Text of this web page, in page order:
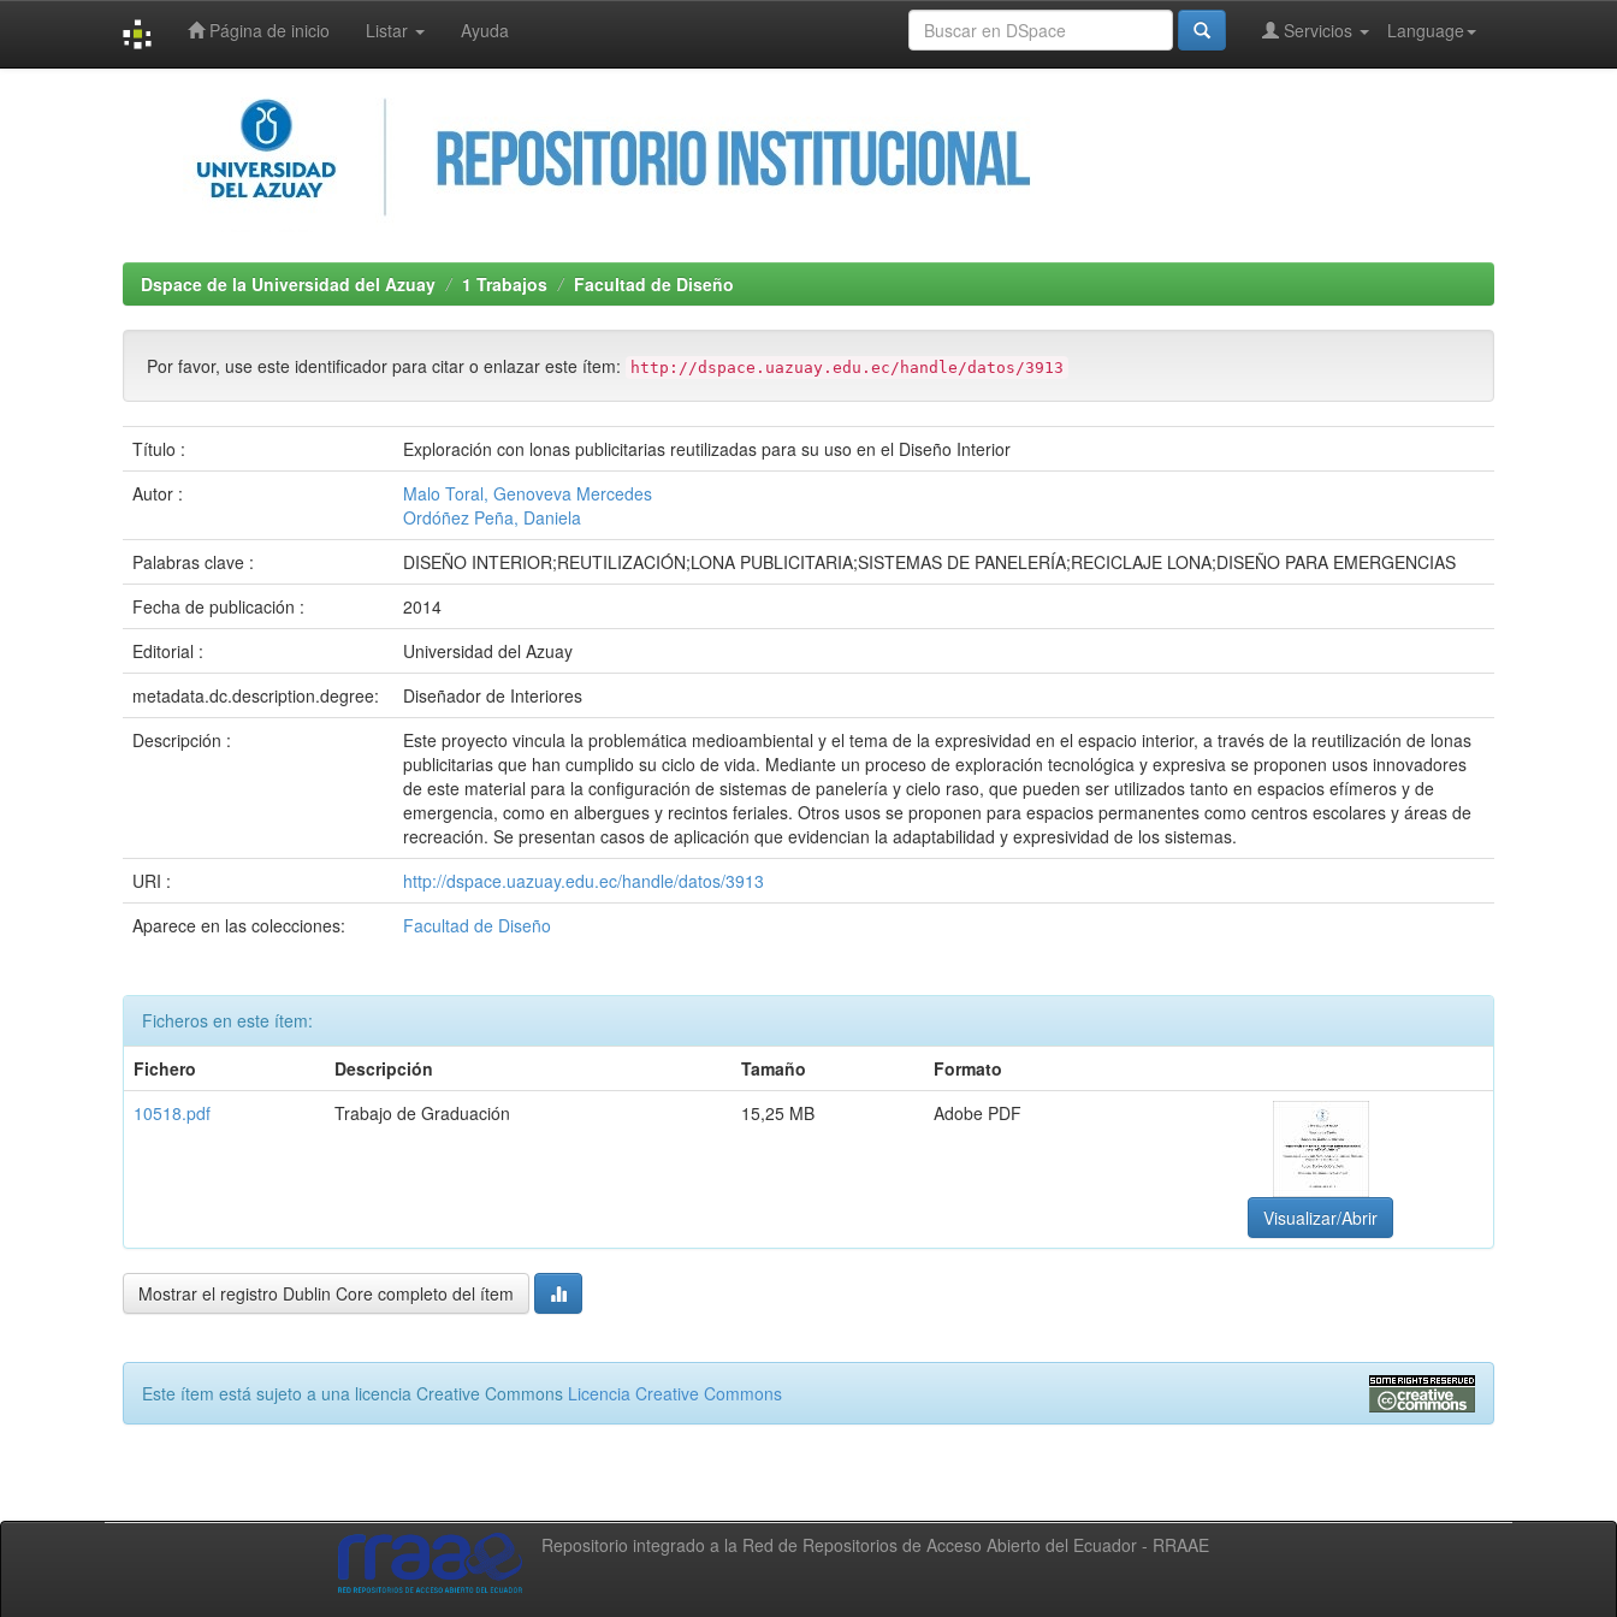
Página de inicio Listar Ayuda Language
Servicios
Dspace de la Universidad del Azuay 1 Trabajos Facultad de Diseño
Por favor, use este identificador para citar o enlazar este ítem: http://dspace.uazuay.edu.ec/handle/datos/3913
Título :
Exploración con lonas publicitarias reutilizadas para su uso en el Diseño Interior
Autor :
Malo Toral, Genoveva Mercedes
Ordóñez Peña, Daniela
Palabras clave :
DISEÑO INTERIOR;REUTILIZACIÓN;LONA PUBLICITARIA;SISTEMAS DE PANELERÍA;RECICLAJE LONA;DISEÑO PARA EMERGENCIAS
Fecha de publicación :
2014
Editorial :
Universidad del Azuay
metadata.dc.description.degree:
Diseñador de Interiores
Descripción :
Este proyecto vincula la problemática medioambiental y el tema de la expresividad en el espacio interior, a través de la reutilización de lonas
publicitarias que han cumplido su ciclo de vida. Mediante un proceso de exploración tecnológica y expresiva se proponen usos innovadores
de este material para la configuración de sistemas de panelería y cielo raso, que pueden ser utilizados tanto en espacios efímeros y de
emergencia, como en albergues y recintos feriales. Otros usos se proponen para espacios permanentes como centros escolares y áreas de
recreación. Se presentan casos de aplicación que evidencian la adaptabilidad y expresividad de los sistemas.
URI :
http://dspace.uazuay.edu.ec/handle/datos/3913
Aparece en las colecciones:
Facultad de Diseño
Ficheros en este ítem:
Fichero
Descripción Tamaño
Formato
10518.pdf
Trabajo de Graduación 15,25 MB Adobe PDF
Visualizar/Abrir
Mostrar el registro Dublin Core completo del ítem
Este ítem está sujeto a una licencia Creative Commons Licencia Creative Commons
Repositorio integrado a la Red de Repositorios de Acceso Abierto del Ecuador - RRAAE